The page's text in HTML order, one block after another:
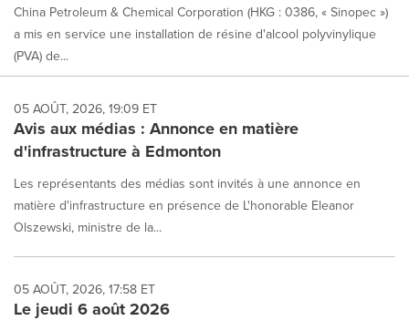
China Petroleum & Chemical Corporation (HKG : 0386, « Sinopec »)
a mis en service une installation de résine d'alcool polyvinylique
(PVA) de...
05 AOÛT, 2026, 19:09 ET
Avis aux médias : Annonce en matière
d'infrastructure à Edmonton
Les représentants des médias sont invités à une annonce en
matière d'infrastructure en présence de L'honorable Eleanor
Olszewski, ministre de la...
05 AOÛT, 2026, 17:58 ET
Le jeudi 6 août 2026